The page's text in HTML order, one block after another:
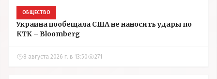
ОБЩЕСТВО
Украина пообещала США не наносить удары по
КТК – Bloomberg
8 августа 2026 г. в 13:50 271